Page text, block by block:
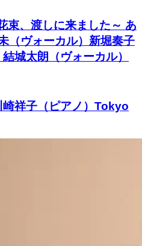
束、渡しに来ました～ あ
（ヴォーカル）新堀奏子
城太朗（ヴォーカル）
祥子（ピアノ）Tokyo